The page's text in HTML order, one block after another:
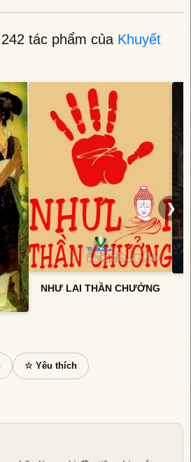
tác phẩm của Khuyết
NHƯ LAI THẦN CHƯỞNG
❯
☆ Yêu thích